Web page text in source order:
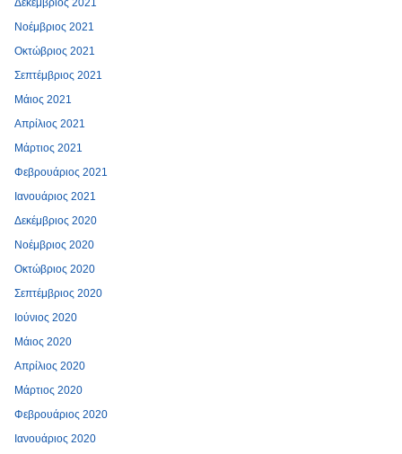
Δεκέμβριος 2021
Νοέμβριος 2021
Οκτώβριος 2021
Σεπτέμβριος 2021
Μάιος 2021
Απρίλιος 2021
Μάρτιος 2021
Φεβρουάριος 2021
Ιανουάριος 2021
Δεκέμβριος 2020
Νοέμβριος 2020
Οκτώβριος 2020
Σεπτέμβριος 2020
Ιούνιος 2020
Μάιος 2020
Απρίλιος 2020
Μάρτιος 2020
Φεβρουάριος 2020
Ιανουάριος 2020